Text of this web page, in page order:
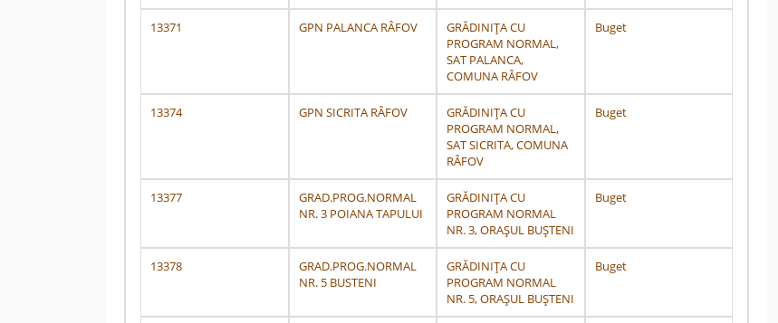
13371 GPN PALANCA RÂFOV
GRĂDINIȚA CU
PROGRAM NORMAL,
SAT PALANCA,
COMUNA RÂFOV
Buget
13374 GPN SICRITA RÂFOV
GRĂDINIȚA CU
PROGRAM NORMAL,
SAT SICRITA, COMUNA
RÂFOV
Buget
13377
GRAD.PROG.NORMAL
NR. 3 POIANA TAPULUI
GRĂDINIȚA CU
PROGRAM NORMAL
NR. 3, ORAȘUL BUȘTENI
Buget
13378
GRAD.PROG.NORMAL
NR. 5 BUSTENI
GRĂDINIȚA CU
PROGRAM NORMAL
NR. 5, ORAȘUL BUȘTENI
Buget